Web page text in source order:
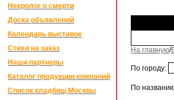
Некролог о смерти
Доска объявлений
Календарь выставок
Стихи на заказ
Наши партнеры
Каталог продукции компаний
Список кладбищ Москвы
На главную/
По городу:
По